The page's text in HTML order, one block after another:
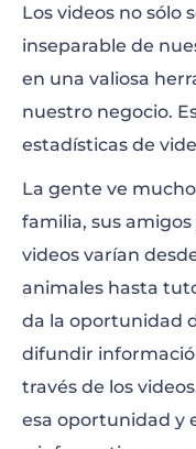
Tipos de
Videos y
Videos en
Consumo de
Duración del
Soluciones
Los videos no sólo
inseparable de
en una valiosa
nuestro negocio.
estadísticas de
La gente ve
familia, sus
videos varían
animales hasta
da la oportunidad
difundir
través de los
esa oportunidad y